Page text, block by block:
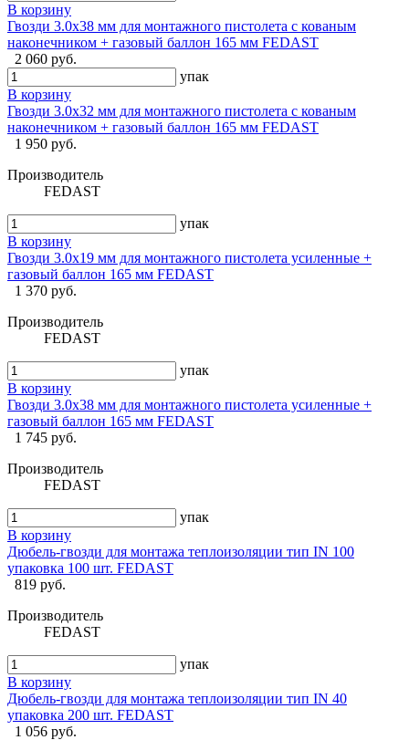
В корзину
Гвозди 3.0x38 мм для монтажного пистолета с кованым
наконечником + газовый баллон 165 мм FEDAST
2 060 руб.
упак
В корзину
Гвозди 3.0x32 мм для монтажного пистолета с кованым
наконечником + газовый баллон 165 мм FEDAST
1 950 руб.
Производитель
FEDAST
упак
В корзину
Гвозди 3.0x19 мм для монтажного пистолета усиленные +
газовый баллон 165 мм FEDAST
1 370 руб.
Производитель
FEDAST
упак
В корзину
Гвозди 3.0x38 мм для монтажного пистолета усиленные +
газовый баллон 165 мм FEDAST
1 745 руб.
Производитель
FEDAST
упак
В корзину
Дюбель-гвозди для монтажа теплоизоляции тип IN 100
упаковка 100 шт. FEDAST
819 руб.
Производитель
FEDAST
упак
В корзину
Дюбель-гвозди для монтажа теплоизоляции тип IN 40
упаковка 200 шт. FEDAST
1 056 руб.